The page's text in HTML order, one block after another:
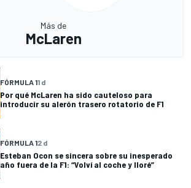
Más de
McLaren
FÓRMULA 11 d
Por qué McLaren ha sido cauteloso para
introducir su alerón trasero rotatorio de F1
FÓRMULA 12 d
Esteban Ocon se sincera sobre su inesperado
año fuera de la F1: “Volví al coche y lloré”